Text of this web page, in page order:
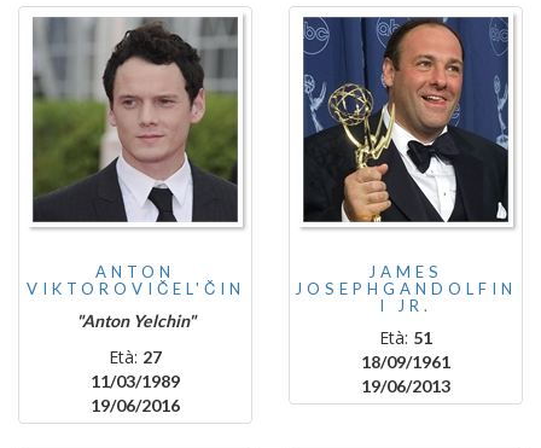
ANTON
VIKTOROVIČEL'ČIN
"Anton Yelchin"
Età: 27
11/03/1989
19/06/2016
JAMES
JOSEPHGANDOLFIN
I JR.
Età: 51
18/09/1961
19/06/2013